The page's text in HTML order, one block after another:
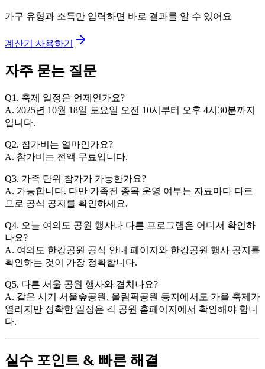
가구 유형과 소득만 입력하면 바로 결과를 알 수 있어요
계산기 사용하기
자주 묻는 질문
Q1. 축제 일정은 언제인가요?
A. 2025년 10월 18일 토요일 오전 10시부터 오후 4시30분까지
입니다.
Q2. 참가비는 얼마인가요?
A. 참가비는 전액 무료입니다.
Q3. 가족 단위 참가가 가능한가요?
A. 가능합니다. 다만 가족전 종목 운영 여부는 자료마다 다르
므로 공식 공지를 확인하세요.
Q4. 오늘 여의도 공원 행사나 다른 프로그램은 어디서 확인하
나요?
A. 여의도 한강공원 공식 안내 페이지와 한강공원 행사 공지를
확인하는 것이 가장 정확합니다.
Q5. 다른 서울 공원 행사와 겹치나요?
A. 같은 시기 서울숲공원, 올림픽공원 등지에서도 가을 축제가
열리지만 정확한 일정은 각 공원 홈페이지에서 확인해야 합니
다.
실수 포인트 & 빠른 해결